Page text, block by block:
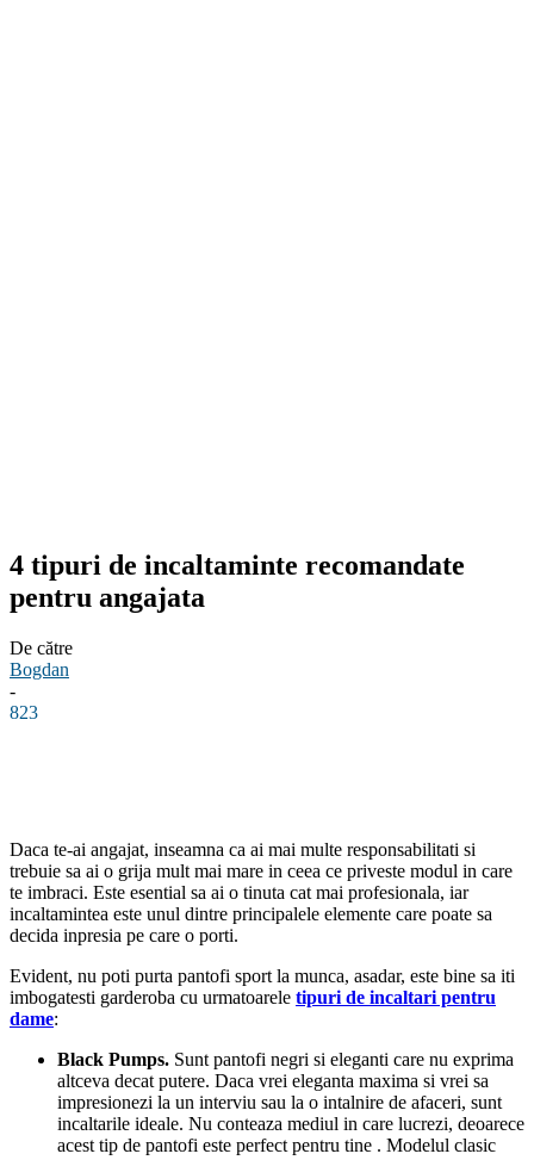
4 tipuri de incaltaminte recomandate
pentru angajata
De către
Bogdan
-
823
Daca te-ai angajat, inseamna ca ai mai multe responsabilitati si
trebuie sa ai o grija mult mai mare in ceea ce priveste modul in care
te imbraci. Este esential sa ai o tinuta cat mai profesionala, iar
incaltamintea este unul dintre principalele elemente care poate sa
decida inpresia pe care o porti.
Evident, nu poti purta pantofi sport la munca, asadar, este bine sa iti
imbogatesti garderoba cu urmatoarele tipuri de incaltari pentru
dame:
Black Pumps. Sunt pantofi negri si eleganti care nu exprima
altceva decat putere. Daca vrei eleganta maxima si vrei sa
impresionezi la un interviu sau la o intalnire de afaceri, sunt
incaltarile ideale. Nu conteaza mediul in care lucrezi, deoarece
acest tip de pantofi este perfect pentru tine . Modelul clasic